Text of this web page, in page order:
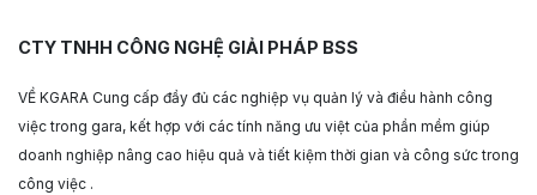
CTY TNHH CÔNG NGHỆ GIẢI PHÁP BSS
VỀ KGARA Cung cấp đầy đủ các nghiệp vụ quản lý và điều hành công
việc trong gara, kết hợp với các tính năng ưu việt của phần mềm giúp
doanh nghiệp nâng cao hiệu quả và tiết kiệm thời gian và công sức trong
công việc .